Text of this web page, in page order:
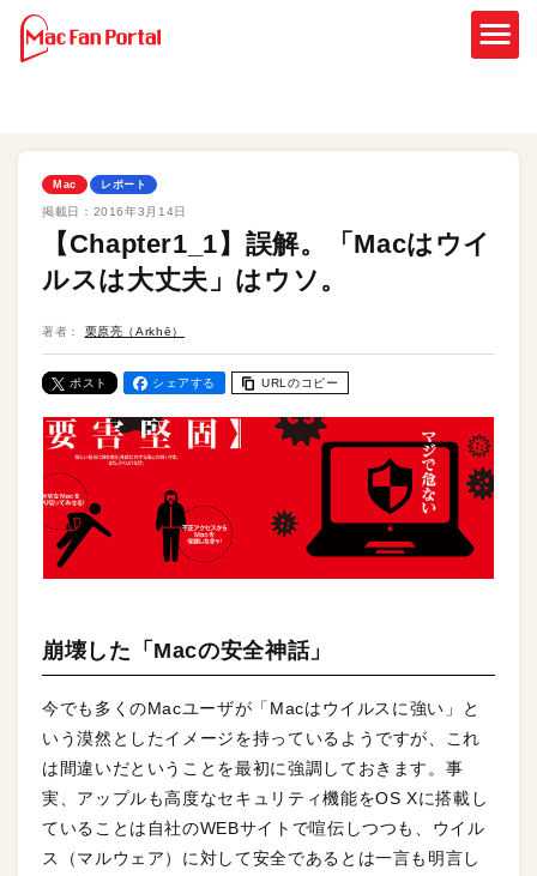
Mac レポート
掲載日： 2016年3月14日
【Chapter1_1】誤解。「Macはウイ
ルスは大丈夫」はウソ。
著者： 栗原亮（Arkhē）
ポスト シェアする URLのコピー
崩壊した「Macの安全神話」
今でも多くのMacユーザが「Macはウイルスに強い」と
いう漠然としたイメージを持っているようですが、これ
は間違いだということを最初に強調しておきます。事
実、アップルも高度なセキュリティ機能をOS Xに搭載し
ていることは自社のWEBサイトで喧伝しつつも、ウイル
ス（マルウェア）に対して安全であるとは一言も明言し